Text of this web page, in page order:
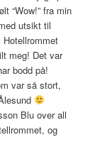
“Wow!” fra min
utsikt til
meg! Det var
bodd på!
var så stort,
Blu over all
og